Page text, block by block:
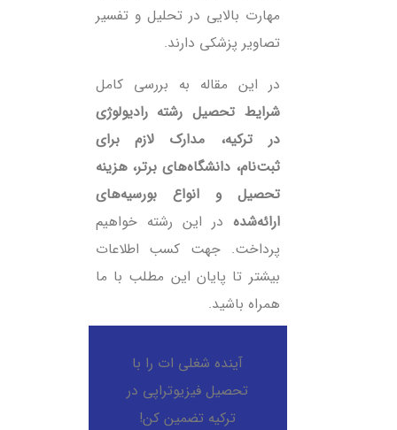
مهارت بالایی در تحلیل و تفسیر
تصاویر پزشکی دارند.
در این مقاله به بررسی کامل
شرایط تحصیل رشته رادیولوژی
در ترکیه، مدارک لازم برای
ثبت‌نام، دانشگاه‌های برتر، هزینه
تحصیل و انواع بورسیه‌های
ارائه‌شده در این رشته خواهیم
پرداخت. جهت کسب اطلاعات
بیشتر تا پایان این مطلب با ما
همراه باشید.
آینده‌ شغلی ‌ات را با
تحصیل فیزیوتراپی در
ترکیه تضمین کن!